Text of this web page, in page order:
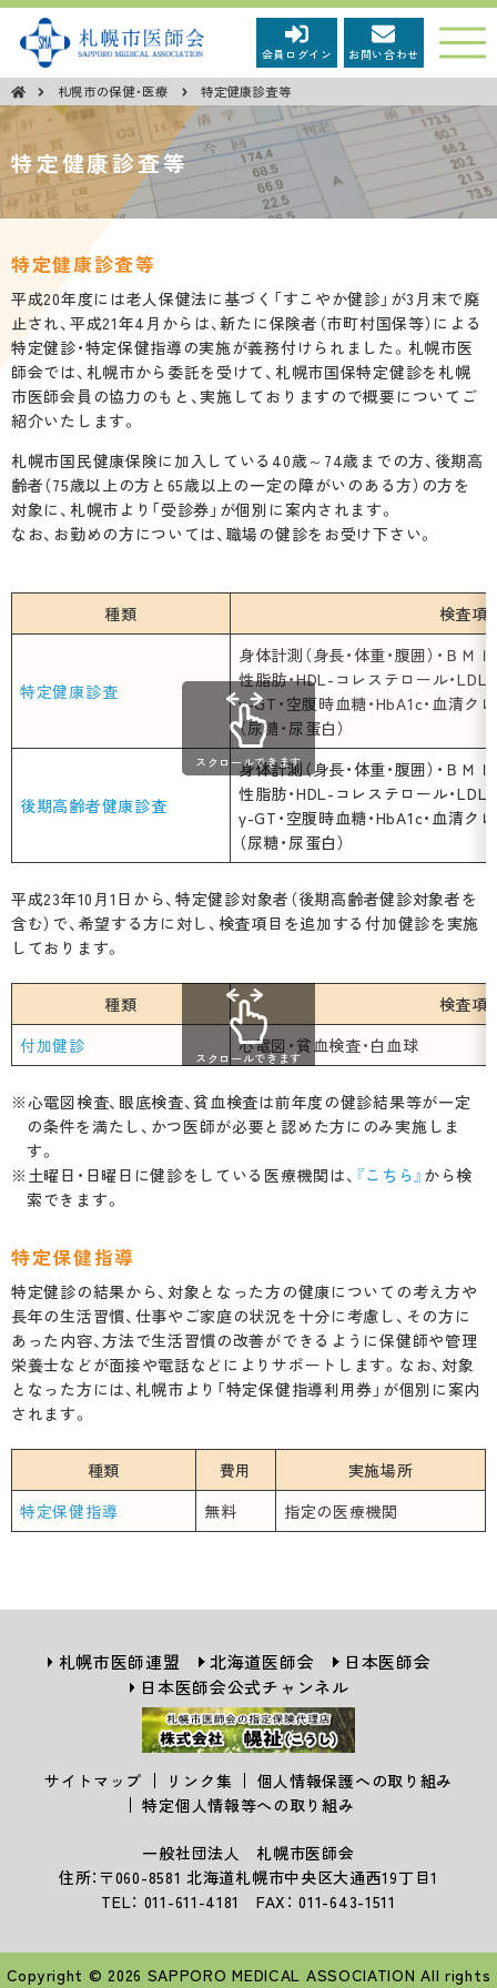
市民の皆さまへ
新型コロナウイルス感染症関連情報
市民広報「健康さっぽろ」
市民向け医学講座
市民向けイベント等
メーイくんの「ぬりえ」ひろば
医師・医療関係の皆様へ
学術講演会等名義後援申請
入会について
シリーズ「在宅医療」
在宅医療・介護・認知症サポートセンター
地域医療室
治験事業について
初期及び二次救急当番報告
医療DX・サイバーセキュリティ
正な有料職業紹介事業者認定制度
札幌市医師会館のご利用について
札幌市医師会について
会長挨拶
役員紹介
医師会会務分担
医師会の概要
医師会の歩み
定款
定款施行規則
札幌市医師会史
札幌市医師会 採用情報
検診予防接種
特定健康診査等
乳がん・子宮がん
予防接種
高齢者用肺炎球菌ワクチン
会員ログイン お問い合わせ
札幌市の保健・医療 特定健康診査等
特定健康診査等
特定健康診査等
平成20年度には老人保健法に基づく「すこやか健診」が3月末で廃
止され、平成21年4月からは、新たに保険者（市町村国保等）による
特定健診・特定保健指導の実施が義務付けられました。札幌市医
師会では、札幌市から委託を受けて、札幌市国保特定健診を札幌
市医師会員の協力のもと、実施しておりますので概要についてご
紹介いたします。
札幌市国民健康保険に加入している40歳～74歳までの方、後期高
齢者（75歳以上の方と65歳以上の一定の障がいのある方）の方を
対象に、札幌市より「受診券」が個別に案内されます。
なお、お勤めの方については、職場の健診をお受け下さい。
種類 検査項
特定健康診査
身体計測（身長・体重・腹囲）・ＢＭ
性脂肪・HDL-コレステロール・LDL-
γ-GT・空腹時血糖・HbA1c・血清ク
（尿糖・尿蛋白）
後期高齢者健康診査
身体計測（身長・体重・腹囲）・ＢＭ
性脂肪・HDL-コレステロール・LDL-
γ-GT・空腹時血糖・HbA1c・血清ク
（尿糖・尿蛋白）
スクロールできます
平成23年10月1日から、特定健診対象者（後期高齢者健診対象者を
含む）で、希望する方に対し、検査項目を追加する付加健診を実施
しております。
種類
検査項
付加健診
心電図・貧血検査・白血球
スクロールできます
※心電図検査、眼底検査、貧血検査は前年度の健診結果等が一定
の条件を満たし、かつ医師が必要と認めた方にのみ実施しま
す。
※土曜日・日曜日に健診をしている医療機関は、 『こちら』 から検
索できます。
特定保健指導
特定健診の結果から、対象となった方の健康についての考え方や
長年の生活習慣、仕事やご家庭の状況を十分に考慮し、その方に
あった内容、方法で生活習慣の改善ができるように保健師や管理
栄養士などが面接や電話などによりサポートします。なお、対象
となった方には、札幌市より「特定保健指導利用券」が個別に案内
されます。
種類 費用
実施場所
特定保健指導
無料 指定の医療機関
札幌市医師連盟 北海道医師会
日本医師会
日本医師会公式チャンネル
サイトマップ リンク集
個人情報保護への取り組み
特定個人情報等への取り組み
一般社団法人 札幌市医師会
住所：〒060-8581 北海道札幌市中央区大通西19丁目1
TEL： 011-611-4181 FAX： 011-643-1511
Copyright © 2026 SAPPORO MEDICAL ASSOCIATION All rights